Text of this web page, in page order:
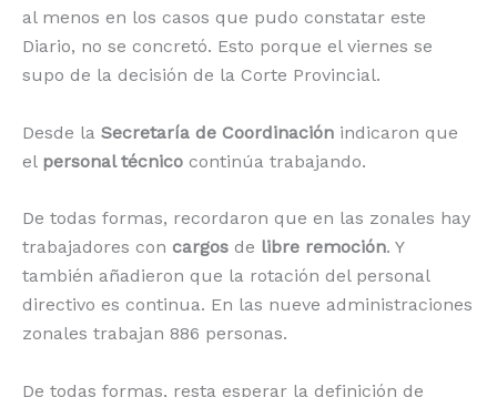
al menos en los casos que pudo constatar este
Diario, no se concretó. Esto porque el viernes se
supo de la decisión de la Corte Provincial.
Desde la Secretaría de Coordinación indicaron que
el personal técnico continúa trabajando.
De todas formas, recordaron que en las zonales hay
trabajadores con cargos de libre remoción. Y
también añadieron que la rotación del personal
directivo es continua. En las nueve administraciones
zonales trabajan 886 personas.
De todas formas, resta esperar la definición de